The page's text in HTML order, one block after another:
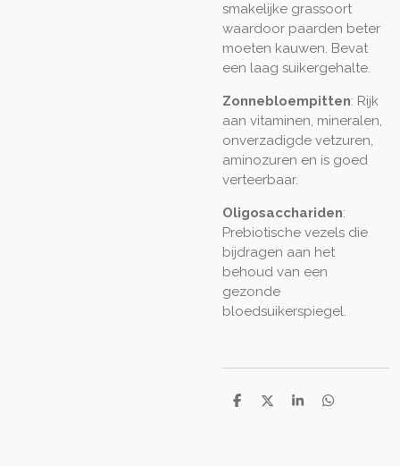
smakelijke grassoort
waardoor paarden beter
moeten kauwen. Bevat
een laag suikergehalte.
Zonnebloempitten: Rijk
aan vitaminen, mineralen,
onverzadigde vetzuren,
aminozuren en is goed
verteerbaar.
Oligosacchariden:
Prebiotische vezels die
bijdragen aan het
behoud van een
gezonde
bloedsuikerspiegel.
D
D
S
D